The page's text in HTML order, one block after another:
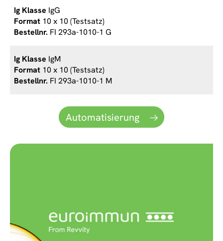
IgG
10 x 10 (Testsatz)
FI 293a-1010-1 G
IgM
10 x 10 (Testsatz)
FI 293a-1010-1 M
Automatisierung